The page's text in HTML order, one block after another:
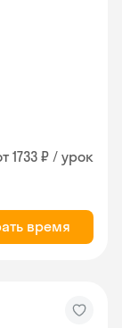
1733 ₽ / урок
время